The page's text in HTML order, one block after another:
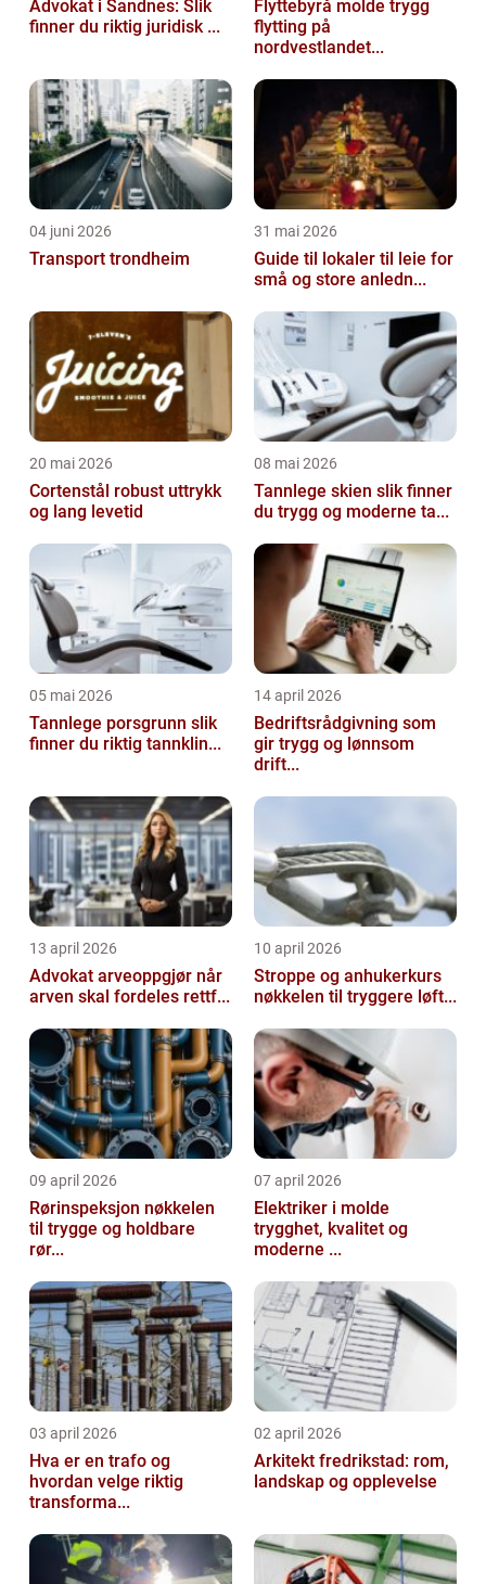
Advokat i Sandnes: Slik
finner du riktig juridisk ...
Flyttebyrå molde trygg
flytting på
nordvestlandet...
04 juni 2026
Transport trondheim
31 mai 2026
Guide til lokaler til leie for
små og store anledn...
20 mai 2026
Cortenstål robust uttrykk
og lang levetid
08 mai 2026
Tannlege skien slik finner
du trygg og moderne ta...
05 mai 2026
Tannlege porsgrunn slik
finner du riktig tannklin...
14 april 2026
Bedriftsrådgivning som
gir trygg og lønnsom
drift...
13 april 2026
Advokat arveoppgjør når
arven skal fordeles rettf...
10 april 2026
Stroppe og anhukerkurs
nøkkelen til tryggere løft...
09 april 2026
Rørinspeksjon nøkkelen
til trygge og holdbare
rør...
07 april 2026
Elektriker i molde
trygghet, kvalitet og
moderne ...
03 april 2026
Hva er en trafo og
hvordan velge riktig
transforma...
02 april 2026
Arkitekt fredrikstad: rom,
landskap og opplevelse